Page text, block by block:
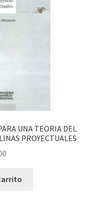
UNA TEORIA DEL
PROYECTUALES